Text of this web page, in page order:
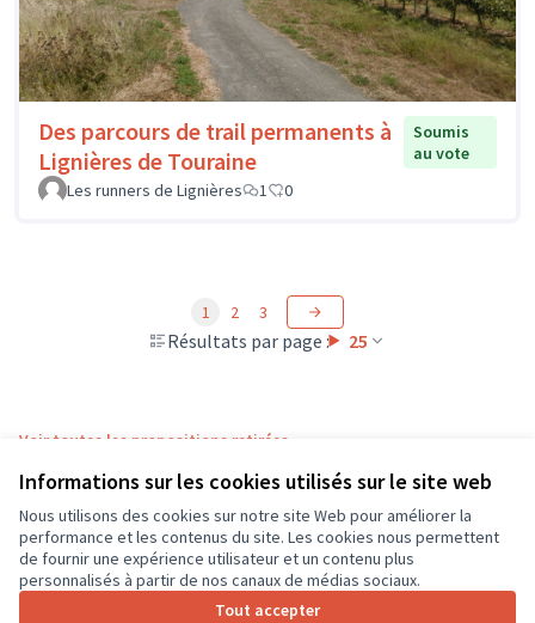
Informations sur les cookies utilisés sur le site web
Nous utilisons des cookies sur notre site Web pour améliorer la
performance et les contenus du site. Les cookies nous permettent
de fournir une expérience utilisateur et un contenu plus
personnalisés à partir de nos canaux de médias sociaux.
Tout accepter
Des parcours de trail permanents à
Lignières de Touraine
Soumis
au vote
Les runners de Lignières
1 0
Résultats par page : 25
1 2 3
Voir toutes les propositions retirées
Conditions d'utilisation
Paramètres des cookies
CD37 sur X
(Lien externe)
CD37 sur Facebook
CD37 sur Instagram
CD37 sur YouTube
(Lien externe)